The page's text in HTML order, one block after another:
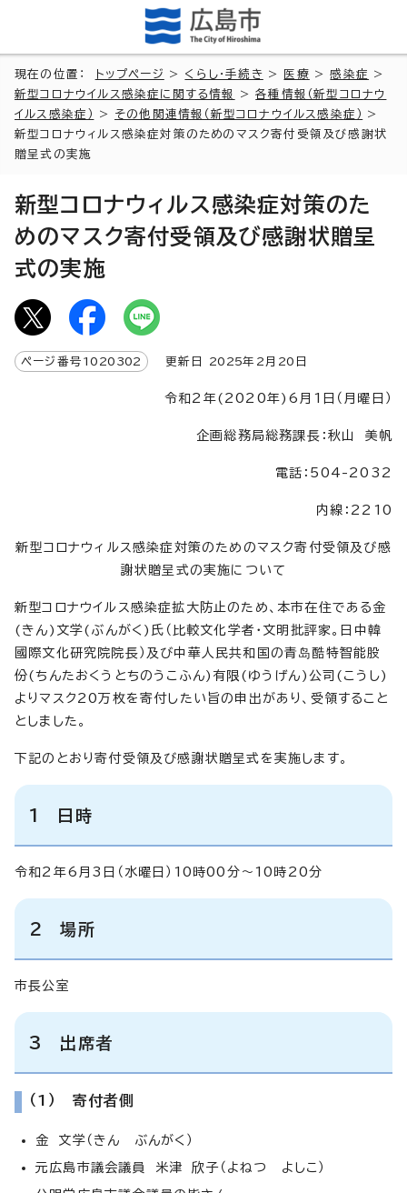
現在の位置： トップページ > くらし・手続き > 医療 >感染症
>
新型コロナウイルス感染症に関する情報
>各種情報（新型コロナウ
イルス感染症）
> その他関連情報（新型コロナウイルス感染症）
>
新型コロナウィルス感染症対策のためのマスク寄付受領及び感謝状
贈呈式の実施
新型コロナウィルス感染症対策のた
めのマスク寄付受領及び感謝状贈呈
式の実施
ページ番号 1020302 更新日 2025年2月 20 日
令和2年(2020年)6月1日（月曜日）
企画総務局総務課長：秋山 美帆
電話：504-2032
内線：2210
新型コロナウィルス感染症対策のためのマスク寄付受領及び感
謝状贈呈式の実施について
新型コロナウイルス感染症拡大防止のため、本市在住である金
(きん)文学(ぶんがく)氏（比較文化学者・文明批評家。日中韓
國際文化研究院院長）及び中華人民共和国の青岛酷特智能股
份(ちんたおくうとちのうこふん)有限(ゆうげん)公司(こうし)
よりマスク20万枚を寄付したい旨の申出があり、受領すること
としました。
下記のとおり寄付受領及び感謝状贈呈式を実施します。
1 日時
令和2年6月3日（水曜日）10時00分～10時20分
2 場所
市長公室
3 出席者
（1） 寄付者側
金 文学（きん ぶんがく）
元広島市議会議員 米津 欣子（よねつ よしこ）